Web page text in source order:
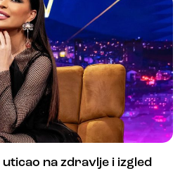
na zdravlje i izgled